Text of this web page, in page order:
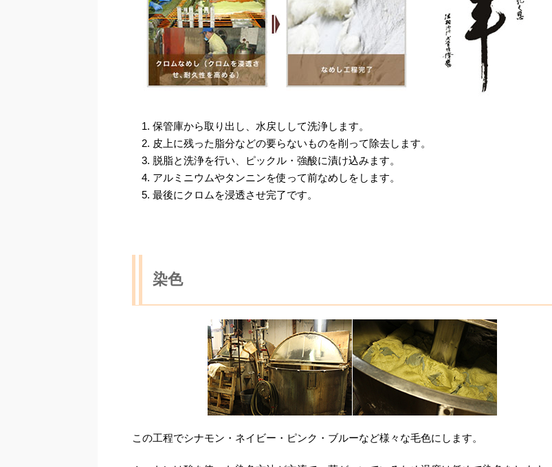
保管庫から取り出し、水戻しして洗浄します。
皮上に残った脂分などの要らないものを削って除去します。
脱脂と洗浄を行い、ピックル・強酸に漬け込みます。
アルミニウムやタンニンを使って前なめしをします。
最後にクロムを浸透させ完了です。
染色
この工程でシナモン・ネイビー・ピンク・ブルーなど様々な毛色にします。